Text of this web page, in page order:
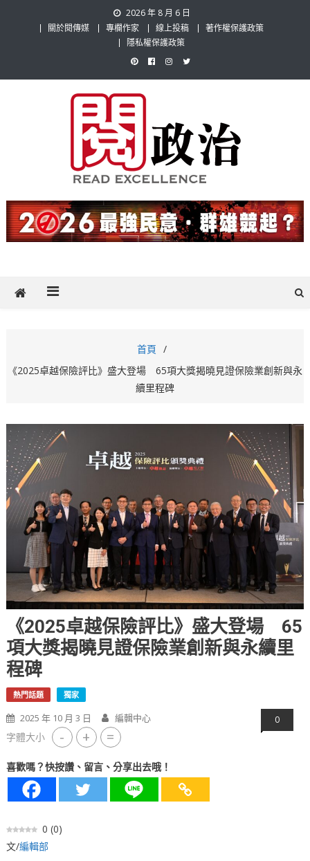
2026 年 8 月 6 日
關於閱傳媒
專欄作家 線上投稿
著作權保護政策
隱私權保護政策
閱政治 Read Gov News
題，也要專業評論，閱政治與多元的政治評論家與專欄作家邀稿合作，
讓讀者有最多元和專業的選擇。
首頁
《2025卓越保險評比》盛大登場 65項大獎揭曉見證保險業創新與永
續里程碑
《2025卓越保險評比》盛大登場 65
項大獎揭曉見證保險業創新與永續里
程碑
熱門話題 獨家
2025 年 10 月 3 日 編輯中心 0
字體大小 - + =
喜歡嗎？快按讚、留言、分享出去哦！
0 (0)
文/編輯部